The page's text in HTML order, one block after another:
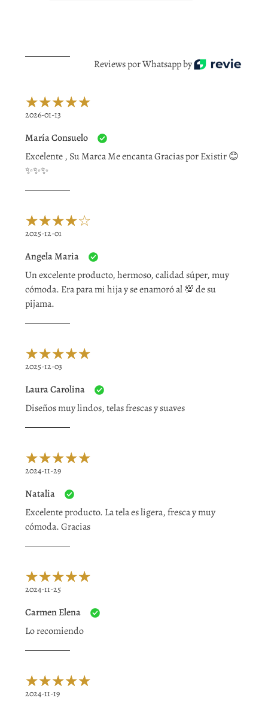
Reviews por Whatsapp by
2026-01-13
María Consuelo
Excelente , Su Marca Me encanta Gracias por Existir 😊
✨✨✨
2025-12-01
Angela Maria
Un excelente producto, hermoso, calidad súper, muy
cómoda. Era para mi hija y se enamoró al 💯 de su
pijama.
2025-12-03
Laura Carolina
Diseños muy lindos, telas frescas y suaves
2024-11-29
Natalia
Excelente producto. La tela es ligera, fresca y muy
cómoda. Gracias
2024-11-25
Carmen Elena
Lo recomiendo
2024-11-19